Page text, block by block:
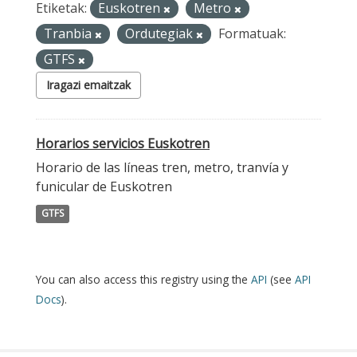
Etiketak: Euskotren
Metro
Tranbia
Ordutegiak
Formatuak:
GTFS
Iragazi emaitzak
Horarios servicios Euskotren
Horario de las líneas tren, metro, tranvía y
funicular de Euskotren
GTFS
You can also access this registry using the API (see API
Docs).